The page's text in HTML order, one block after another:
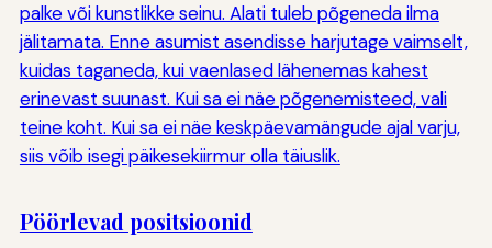
palke või kunstlikke seinu. Alati tuleb põgeneda ilma
jälitamata. Enne asumist asendisse harjutage vaimselt,
kuidas taganeda, kui vaenlased lähenemas kahest
erinevast suunast. Kui sa ei näe põgenemisteed, vali
teine koht. Kui sa ei näe keskpäevamängude ajal varju,
siis võib isegi päikesekiirmur olla täiuslik.
Pöörlevad positsioonid